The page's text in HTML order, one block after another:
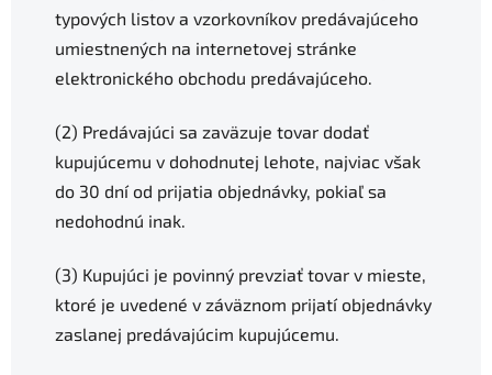
typových listov a vzorkovníkov predávajúceho
umiestnených na internetovej stránke
elektronického obchodu predávajúceho.
(2) Predávajúci sa zaväzuje tovar dodať
kupujúcemu v dohodnutej lehote, najviac však
do 30 dní od prijatia objednávky, pokiaľ sa
nedohodnú inak.
(3) Kupujúci je povinný prevziať tovar v mieste,
ktoré je uvedené v záväznom prijatí objednávky
zaslanej predávajúcim kupujúcemu.